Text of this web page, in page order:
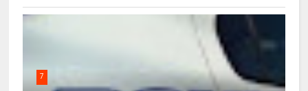
7